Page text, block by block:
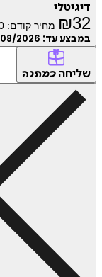
דיגיטלי
₪32 מחיר קודם:
במבצע עד: 2026
שליחה כמתנה